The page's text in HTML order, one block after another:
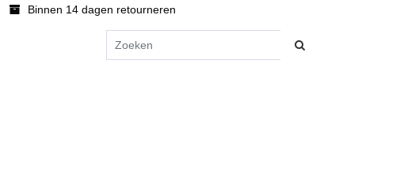
Binnen 14 dagen retourneren